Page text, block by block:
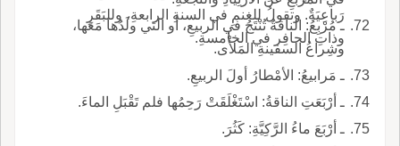
رَباعِيَةٌ. وتقولُ للغنمِ في السنةِ الرابعةِ، وللبَقَرِ
وذاتِ الحافِر في الخامسةِ.
ـ مُرْبِعُ: الناقةُ تُنْتَجُ في الربيعِ، أو التي ولَدُها مَعَها،
وشِراعُ السفينةِ المَلأْى.
ـ مَرابيعُ: الأمْطارُ أولَ الربيعِ.
ـ أرْبَعَتِ الناقةُ: اسْتَغْلَقَتْ رَحِمُها فلم تَقْبَلِ الماءَ.
ـ أرْبَعَ ماءُ الرَّكِيَّةِ: كَثُرَ.